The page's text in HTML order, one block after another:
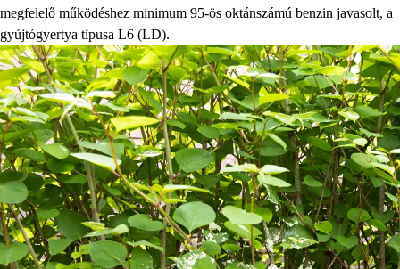
megfelelő működéshez minimum 95-ös oktánszámú benzin javasolt, a
gyújtógyertya típusa L6 (LD).